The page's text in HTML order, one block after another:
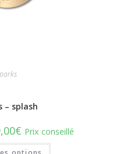
– splash
€ Prix conseillé